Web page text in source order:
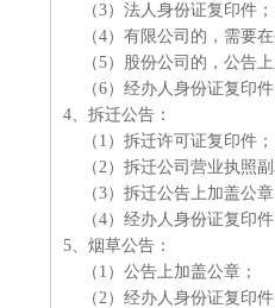
（3）法人身份证复印件
（4）有限公司的，需要
（5）股份公司的，公告
（6）经办人身份证复印
4、拆迁公告：
（1）拆迁许可证复印件
（2）拆迁公司营业执照
（3）拆迁公告上加盖公
（4）经办人身份证复印
5、烟草公告：
（1）公告上加盖公章；
（2）经办人身份证复印